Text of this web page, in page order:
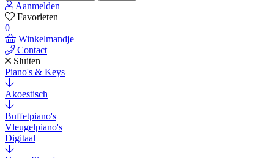
Aanmelden
Favorieten
0
Winkelmandje
Contact
Sluiten
Piano's & Keys
Akoestisch
Buffetpiano's
Vleugelpiano's
Digitaal